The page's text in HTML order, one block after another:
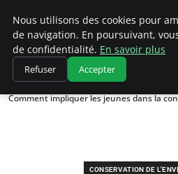
Climatedebtagents
Accueil
Conservation de l'environnement
Comment impliquer les jeunes dans la
CONSERVATION DE
Nous utilisons des cookies pour
de navigation. En poursuivant,
de confidentialité. En savoir plus
Refuser Accepter